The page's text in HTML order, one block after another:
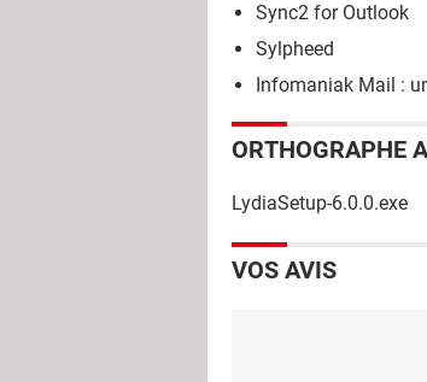
Sync2 for Outlook
Sylpheed
Infomaniak Mail :
ORTHOGRAPHE
LydiaSetup-6.0.0.exe
VOS AVIS